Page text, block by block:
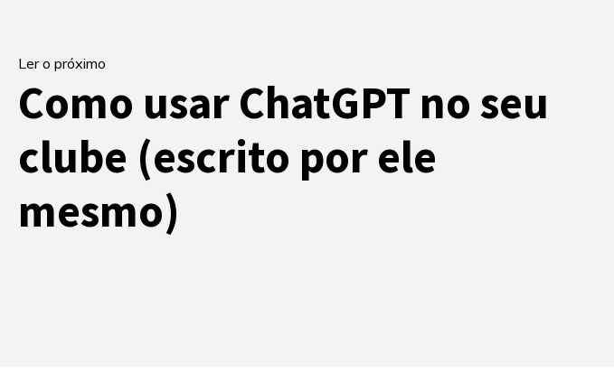
Ler o próximo
Como usar ChatGPT no seu
clube (escrito por ele
mesmo)